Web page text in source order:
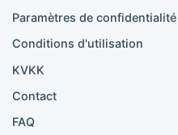
Annonces British Shorthair
British Shorthair à vendre
Paramètres de confidentialité
Conditions d'utilisation
KVKK
Contact
FAQ